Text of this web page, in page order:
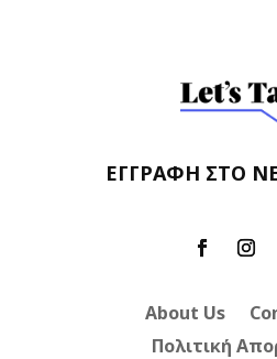
ΕΓΓΡΑΦΗ ΣΤΟ
About Us
Πολιτική